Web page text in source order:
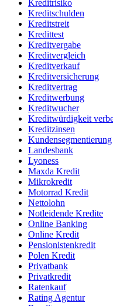
Kreditrisiko
Kreditschulden
Kreditstreit
Kredittest
Kreditvergabe
Kreditvergleich
Kreditverkauf
Kreditversicherung
Kreditvertrag
Kreditwerbung
Kreditwucher
Kreditwürdigkeit
Kreditzinsen
Kundensegmentierung
Landesbank
Lyoness
Maxda Kredit
Mikrokredit
Motorrad Kredit
Nettolohn
Notleidende Kredite
Online Banking
Online Kredit
Pensionistenkredit
Polen Kredit
Privatbank
Privatkredit
Ratenkauf
Rating Agentur